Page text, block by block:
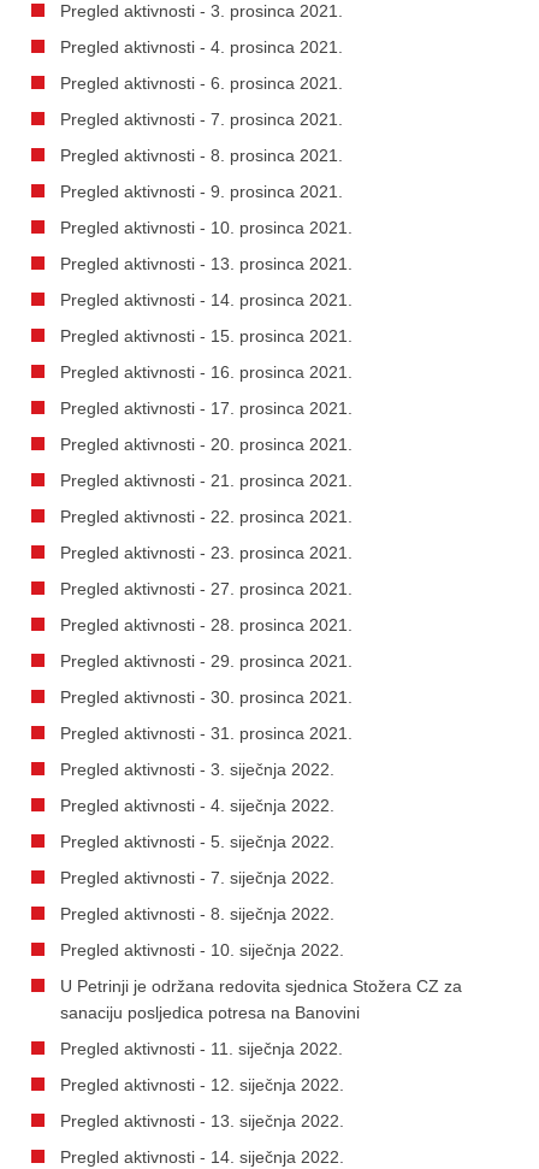
Pregled aktivnosti - 3. prosinca 2021.
Pregled aktivnosti - 4. prosinca 2021.
Pregled aktivnosti - 6. prosinca 2021.
Pregled aktivnosti - 7. prosinca 2021.
Pregled aktivnosti - 8. prosinca 2021.
Pregled aktivnosti - 9. prosinca 2021.
Pregled aktivnosti - 10. prosinca 2021.
Pregled aktivnosti - 13. prosinca 2021.
Pregled aktivnosti - 14. prosinca 2021.
Pregled aktivnosti - 15. prosinca 2021.
Pregled aktivnosti - 16. prosinca 2021.
Pregled aktivnosti - 17. prosinca 2021.
Pregled aktivnosti - 20. prosinca 2021.
Pregled aktivnosti - 21. prosinca 2021.
Pregled aktivnosti - 22. prosinca 2021.
Pregled aktivnosti - 23. prosinca 2021.
Pregled aktivnosti - 27. prosinca 2021.
Pregled aktivnosti - 28. prosinca 2021.
Pregled aktivnosti - 29. prosinca 2021.
Pregled aktivnosti - 30. prosinca 2021.
Pregled aktivnosti - 31. prosinca 2021.
Pregled aktivnosti - 3. siječnja 2022.
Pregled aktivnosti - 4. siječnja 2022.
Pregled aktivnosti - 5. siječnja 2022.
Pregled aktivnosti - 7. siječnja 2022.
Pregled aktivnosti - 8. siječnja 2022.
Pregled aktivnosti - 10. siječnja 2022.
U Petrinji je održana redovita sjednica Stožera CZ za
sanaciju posljedica potresa na Banovini
Pregled aktivnosti - 11. siječnja 2022.
Pregled aktivnosti - 12. siječnja 2022.
Pregled aktivnosti - 13. siječnja 2022.
Pregled aktivnosti - 14. siječnja 2022.